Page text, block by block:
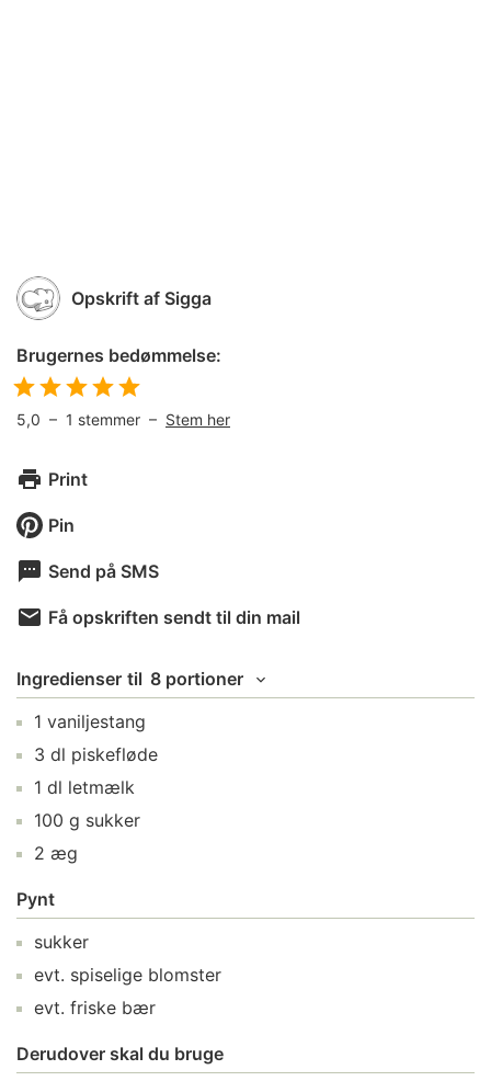
Opskrift af Sigga
Brugernes bedømmelse:
5,0 – 1 stemmer – Stem her
Print
Pin
Send på SMS
Få opskriften sendt til din mail
Ingredienser til 8 portioner
1 vaniljestang
3 dl piskefløde
1 dl letmælk
100 g sukker
2 æg
Pynt
sukker
evt. spiselige blomster
evt. friske bær
Derudover skal du bruge